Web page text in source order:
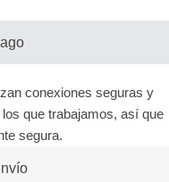
conexiones seguras y
que trabajamos, así que
segura.